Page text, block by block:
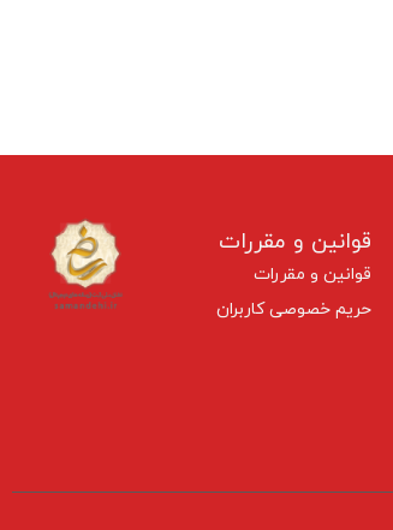
قوانین و مقررات
قوانین و مقررات
حریم خصوصی کاربران